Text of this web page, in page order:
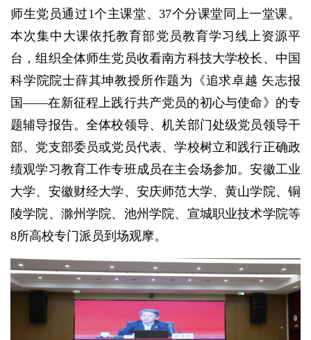
师生党员通过1个主课堂、37个分课堂同上一堂课。
本次集中大课依托教育部党员教育学习线上资源平
台，组织全体师生党员收看南方科技大学校长、中国
科学院院士薛其坤教授所作题为《追求卓越 矢志报
国——在新征程上践行共产党员的初心与使命》的专
题辅导报告。全体校领导、机关部门处级党员领导干
部、党支部委员或党员代表、学校树立和践行正确政
绩观学习教育工作专班成员在主会场参加。安徽工业
大学、安徽财经大学、安庆师范大学、黄山学院、铜
陵学院、滁州学院、池州学院、宣城职业技术学院等
8所高校专门派员到场观摩。